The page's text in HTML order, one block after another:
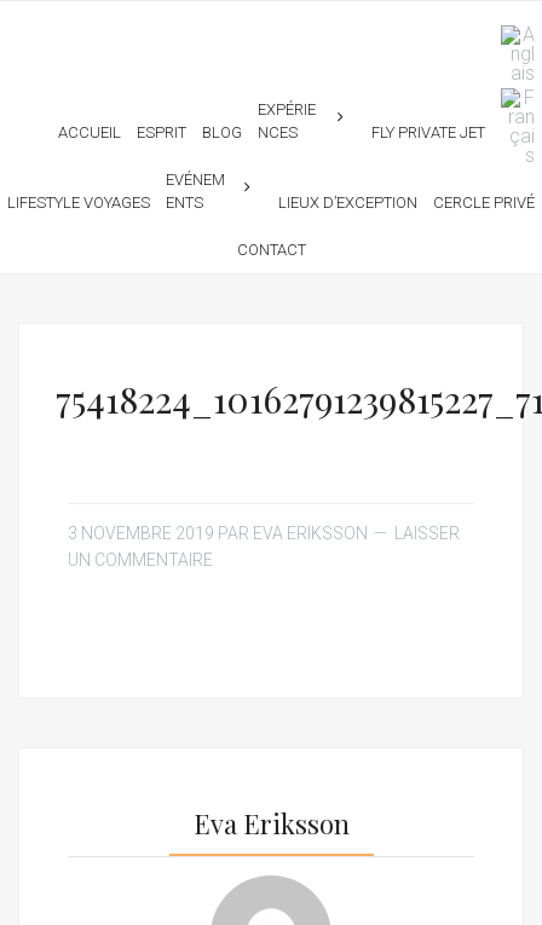
ACCUEIL ESPRIT BLOG
EXPÉRIE
NCES
FLY PRIVATE JET
LIFESTYLE VOYAGES
EVÉNEM
ENTS
LIEUX D’EXCEPTION CERCLE PRIVÉ
CONTACT
3 NOVEMBRE 2019 PAR EVA ERIKSSON
LAISSER
UN COMMENTAIRE
Eva Eriksson